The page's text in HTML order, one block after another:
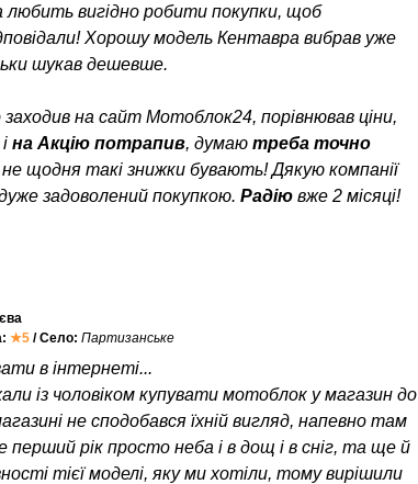
в інтернеті...
із чоловіком купувати мотоблок у магазин до
не сподобався їхній вигляд, напевно там
рік просто неба і в дощ і в сніг, та ще й
тієї моделі, яку ми хотіли, тому вирішили
★5 / Село: Партизанське
любить вигідно робити покупки, щоб
Хорошу модель Кентавра вибрав уже
шукав дешевше.
на сайт Мотоблок24, порівнював ціни,
на Акцію потрапив, думаю треба точно
не щодня такі знижки бувають! Дякую компанії
задоволений покупкою. Радію вже 2 місяці!